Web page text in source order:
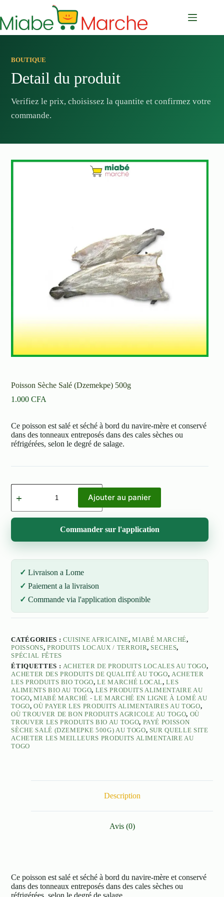
contenu
BOUTIQUE
Detail du produit
Verifiez le prix, choisissez la quantite et confirmez votre
commande.
Poisson Sèche Salé (Dzemekpe) 500g
1.000CFA
Ce poisson est salé et séché à bord du navire-mère et conservé
dans des tonneaux entreposés dans des cales sèches ou
réfrigérées, selon le degré de salage.
quantité
de
Sèche
Salé
500g
Ajouter au panier
Commander sur l'application
Livraison a Lome
Paiement a la livraison
Commande via l'application disponible
CATÉGORIES : CUISINE AFRICAINE,MIABÉ MARCHÉ,
POISSONS, PRODUITS LOCAUX / TERROIR, SECHES,
SPÉCIAL FÊTES
ÉTIQUETTES : ACHETER DE PRODUITS LOCALES AU TOGO,
ACHETER DES PRODUITS DE QUALITÉ AU TOGO,ACHETER
LES PRODUITS BIO TOGO,LE MARCHÉ LOCAL,LES
ALIMENTS BIO AU TOGO, LES PRODUITS ALIMENTAIRE AU
TOGO,MIABÉ MARCHÉ - LE MARCHÉ EN LIGNE À LOMÉ AU
TOGO,OÙ PAYER LES PRODUITS ALIMENTAIRES AU TOGO,
OÙ TROUVER DE BON PRODUITS AGRICOLE AU TOGO, OÙ
TROUVER LES PRODUITS BIO AU TOGO, PAYÉ POISSON
SÈCHE SALÉ (DZEMEPKE 500G) AU TOGO, SUR QUELLE SITE
ACHETER LES MEILLEURS PRODUITS ALIMENTAIRE AU
TOGO
Description
Avis (0)
Ce poisson est salé et séché à bord du navire-mère et conservé
dans des tonneaux entreposés dans des cales sèches ou